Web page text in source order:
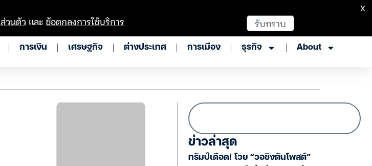
การเงิน เศรษฐกิจ ต่างประเทศ การเมือง ธุรกิจ About
ข่าวล่าสุด
ทรัมป์เดือด! โวย “วอชิงตันโพสต์”
วนตัว และข้อตกลงการใช้บริการ รับทราบ
X